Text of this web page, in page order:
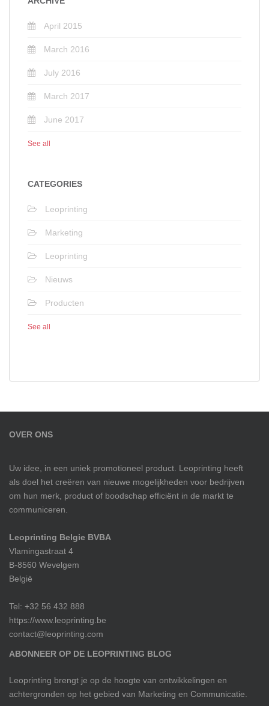
April 2015
March 2016
July 2016
March 2017
June 2017
See all
CATEGORIES
Leoprinting
Marketing
Leoprinting
Nieuws
Producten
See all
OVER ONS
Uw idee, in een uniek promotioneel product. Leoprinting heeft
als doel het creëren van nieuwe mogelijkheden voor bedrijven
om hun merk, product of boodschap efficiënt in de markt te
communiceren.
Leoprinting Belgie BVBA
Vlamingastraat 4
B-8560 Wevelgem
België
Tel: +32 56 432 888
https://www.leoprinting.be
contact@leoprinting.com
ABONNEER OP DE LEOPRINTING BLOG
Leoprinting brengt je op de hoogte van ontwikkelingen en
achtergronden op het gebied van Marketing en Communicatie.